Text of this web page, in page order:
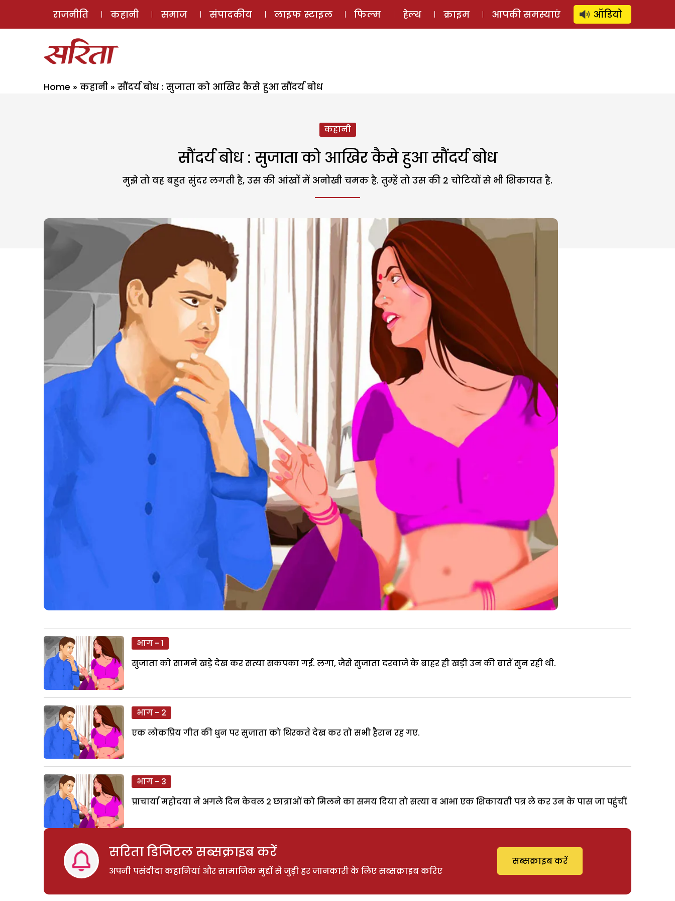
ई-मैगज़ीन ऑडियो स्टोरी लॉग इन ⚲ SUBSCRIBE
राजनीति कहानी समाज संपादकीय लाइफ स्टाइल फिल्म हेल्थ क्राइम आपकी समस्याएं ऑडियो
Home » कहानी » सौंदर्य बोध : सुजाता को आखिर कैसे हुआ सौंदर्य बोध
कहानी
सौंदर्य बोध : सुजाता को आखिर कैसे हुआ सौंदर्य बोध
मुझे तो वह बहुत सुंदर लगती है, उस की आंखों में अनोखी चमक है. तुम्हें तो उस की 2 चोटियों से भी शिकायत है.
भाग - 1
सुजाता को सामने खड़े देख कर सत्या सकपका गई. लगा, जैसे सुजाता दरवाजे के बाहर ही खड़ी उन की बातें सुन रही थी.
भाग - 2
एक लोकप्रिय गीत की धुन पर सुजाता को थिरकते देख कर तो सभी हैरान रह गए.
भाग - 3
प्राचार्या महोदया ने अगले दिन केवल 2 छात्राओं को मिलने का समय दिया तो सत्या व आभा एक शिकायती पत्र ले कर उन के पास जा पहुंचीं.
सरिता डिजिटल सब्सक्राइब करें
अपनी पसंदीदा कहानियां और सामाजिक मुद्दों से जुड़ी हर जानकारी के लिए सब्सक्राइब करिए
सब्सक्राइब करें